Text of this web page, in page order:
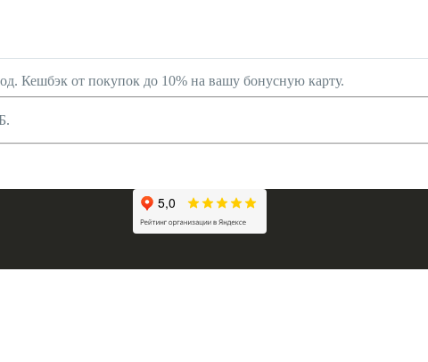
Кешбэк от покупок до 10% на вашу бонусную карту.